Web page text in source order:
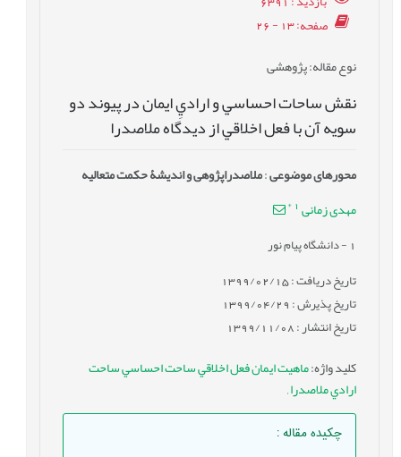
صفحه: 13 - 26
نوع مقاله: پژوهشی
نقش ساحات احساسي و اراديِ ايمان در پيوند دو
سويه آن با فعل اخلاقي از ديدگاه ملاصدرا
محورهای موضوعی:ملاصدراپژوهی و اندیشۀ حکمت متعالیه
مهدی زمانی *
- دانشگاه پیام نور
تاریخ دریافت : 1399/02/15
تاریخ پذیرش : 1399/04/29
تاریخ انتشار : 1399/11/08
کلید واژه:ماهيت ايمان فعل اخلاقي ساحت احساسي ساحت
ارادي ملاصدرا,
چکیده مقاله: